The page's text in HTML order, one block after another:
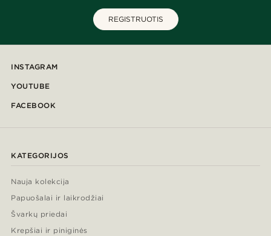
REGISTRUOTIS
INSTAGRAM
YOUTUBE
FACEBOOK
KATEGORIJOS
Nauja kolekcija
Papuošalai ir laikrodžiai
Švarkų priedai
Krepšiai ir piniginės